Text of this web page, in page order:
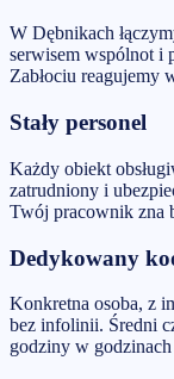
W Dębnikach
serwisem wspólnot i
Zabłociu reagujemy
Stały personel
Każdy obiekt
zatrudniony i
Twój pracownik zna
Dedykowany
Konkretna osoba, z
bez infolinii. Średni
godziny w godzinach